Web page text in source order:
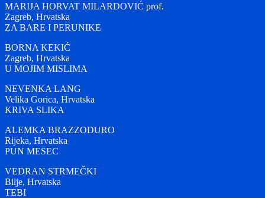
MARIJA HORVAT MILARDOVIĆ prof.
Zagreb, Hrvatska
ZA BARE I PERUNIKE
BORNA KEKIĆ
Zagreb, Hrvatska
U MOJIM MISLIMA
NEVENKA LANG
Velika Gorica, Hrvatska
KRIVA SLIKA
ALEMKA BRAZZODURO
Rijeka, Hrvatska
PUN MESEC
VEDRAN STRMEČKI
Bilje, Hrvatska
TEBI